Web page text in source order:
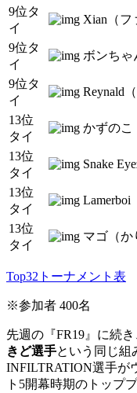
9位タ
イ
Xian（フ
9位タ
イ
ボンちゃ
9位タ
イ
Reynald
13位
タイ
かずのこ
13位
タイ
Snake
13位
タイ
Lamerboi
13位
タイ
マゴ（か
Top32トーナメント表
※参加者 400名
先週の『FR19』に続
きど選手という同じ組
INFILTRATION選手が
ト5開幕時期のトップ